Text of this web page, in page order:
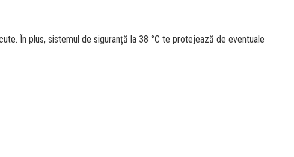
În plus, sistemul de siguranță la 38 °C te protejează de eventuale